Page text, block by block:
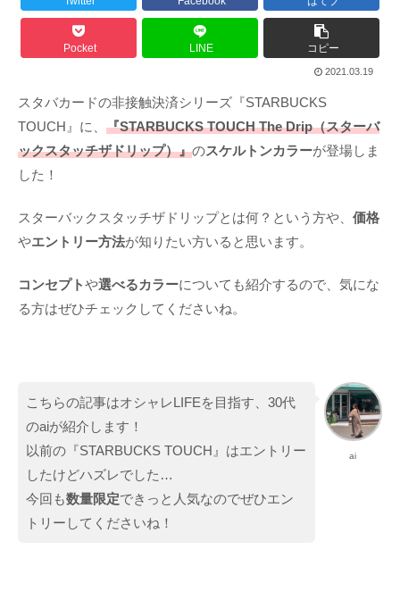
Pocket LINE コピー
2021.03.19
スタバカードの非接触決済シリーズ『STARBUCKS
TOUCH』に、 『STARBUCKS TOUCH The Drip（スターバ
ックスタッチザドリップ）』のスケルトンカラーが登場しま
した！
スターバックスタッチザドリップとは何？という方や、 価格
やエントリー方法が知りたい方いると思います。
コンセプトや選べるカラーについても紹介するので、気にな
る方はぜひチェックしてくださいね。
ai
こちらの記事はオシャレLIFEを目指す、30代
のaiが紹介します！
以前の『STARBUCKS TOUCH』はエントリー
したけどハズレでした…
今回も数量限定できっと人気なのでぜひエン
トリーしてくださいね！